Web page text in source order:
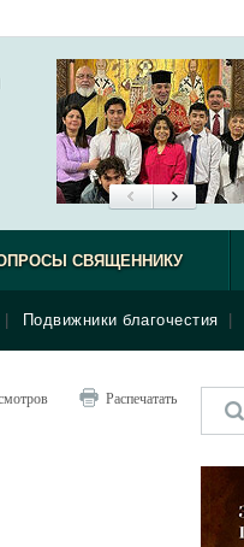
Подвижники благочестия
СВЯЩЕННИКУ
Распечатать